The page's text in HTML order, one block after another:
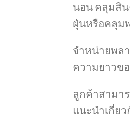
นอน คลุมสิน
ฝุ่นหรือคลุม
จำหน่ายพล
ความยาวข
ลูกค้าสามา
แนะนำเกี่ย